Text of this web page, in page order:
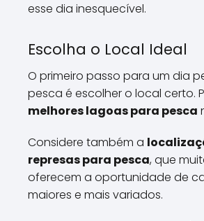
esse dia inesquecível.
Escolha o Local Ideal
O primeiro passo para um dia
pesca é escolher o local certo.
melhores lagoas para pesca
Considere também a
represas para pesca, que
oferecem a oportunidade de
maiores e mais variados.